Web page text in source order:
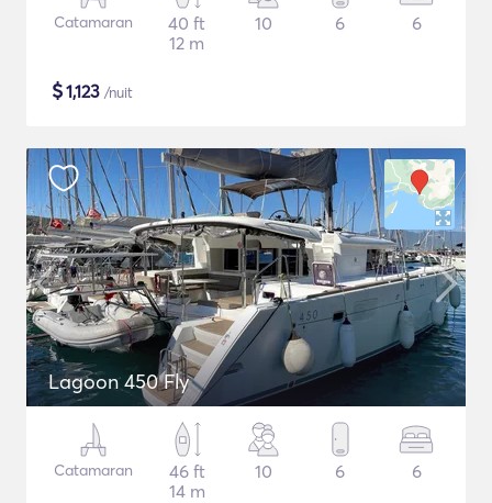
Catamaran
40 ft
12 m
10 6 6
$1,123 /nuit
Lagoon 450 Fly
Catamaran
46 ft
14 m
10 6 6